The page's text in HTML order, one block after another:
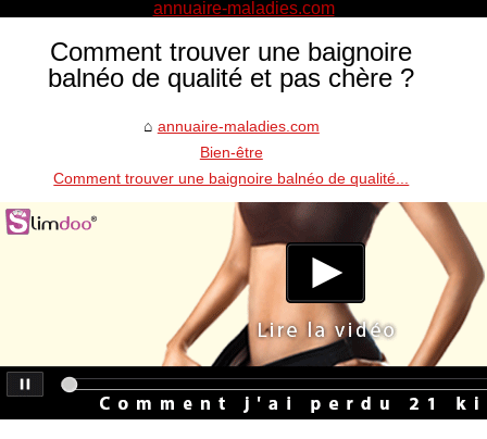
Comment trouver une baignoire
balnéo de qualité et pas chère ?
annuaire-maladies.com
Bien-être
Comment trouver une baignoire balnéo de qualité...
annuaire-maladies.com